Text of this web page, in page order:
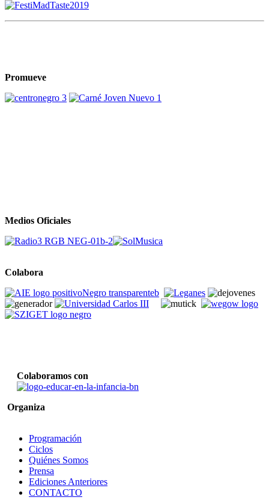
Promueve
Medios Oficiales
Colabora
Colaboramos con
Organiza
Programación
Ciclos
Quiénes Somos
Prensa
Ediciones Anteriores
CONTACTO